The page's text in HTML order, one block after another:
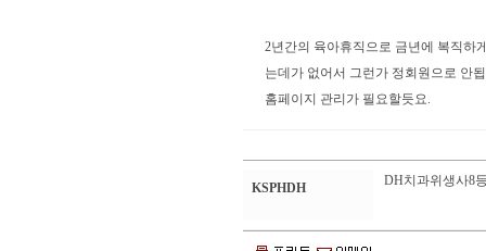
2년간의 육아휴직으로 금년에 복직하
는데가 없어서 그런가 정회원으로 안
홈페이지 관리가 필요할듯요.
KSPHDH DH치과위생사8